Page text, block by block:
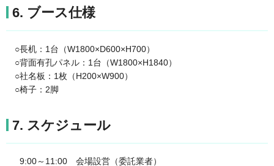
6. ブース仕様
○長机：1台（W1800×D600×H700）
○背面有孔パネル：1台（W1800×H1840）
○社名板：1枚（H200×W900）
○椅子：2脚
7. スケジュール
9:00～11:00 会場設営（委託業者）